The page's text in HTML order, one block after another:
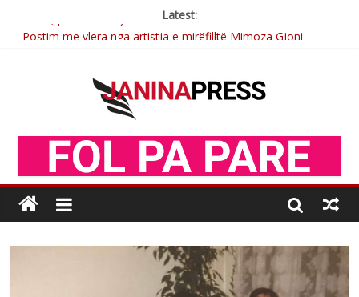
Latest:
Postim me vlera nga artistja e mirëfilltë Mimoza Gjoni
Brahim Çekaj njē veprimtar i respektuar i çeshtjës kombëtare
Sulm , pse të dua ty